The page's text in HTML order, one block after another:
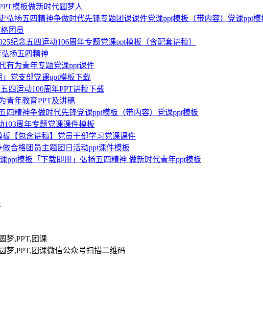
模板做新时代圆梦人
弘扬五四精神争做时代先锋专题团课课件党课ppt模板（带内容）党课ppt模
团员
纪念五四运动106周年专题党课ppt模板（含配套讲稿）
扬五四精神
有为青年专题党课ppt课件
党支部党课ppt模板下载
四运动100周年PPT讲稿下载
青年教育PPT及讲稿
四精神争做时代先锋党课ppt模板（带内容）党课ppt模板
103周年专题党课课件模板
【包含讲稿】党员干部学习党课课件
合格团员主题团日活动ppt课件模板
ppt模板「下载即用」弘扬五四精神 做新时代青年ppt模板
扫描二维码